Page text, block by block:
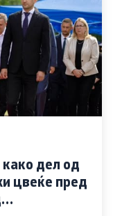
дел од
цвеќе пред